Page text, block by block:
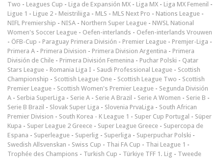
Two - Leagues Cup - Liga de Expansión MX - Liga MX - Liga MX Femenil -
Ligue 1 - Ligue 2 - Meistriliiga - MLS - MLS Next Pro - Nations League -
NIFL Premiership - NISA - Northern Super League - NWSL National
Women's Soccer League - Oefen-interlands - Oefen-interlands Vrouwen
- ÖFB-Cup - Paraguay Primera División - Premier League - Premjer-Liga -
Primera A - Primera Division - Primera Division Argentina - Primera
División de Chile - Primera División Femenina - Puchar Polski - Qatar
Stars League - Romania Liga I - Saudi Professional League - Scottish
Championship - Scottish League One - Scottish League Two - Scottish
Premier League - Scottish Women's Premier League - Segunda División
A - Serbia SuperLiga - Serie A - Serie A Brazil - Serie A Women - Serie B -
Serie B Brazil - Slovak Super Liga - Slovenia PrvaLiga - South African
Premier Division - South Korea - K League 1 - Super Cup Portugal - Süper
Kupa - Super League 2 Greece - Super League Greece - Supercopa de
Espana - Superleague - Superlig - Superliga - Superpuchar Polski -
Swedish Allsvenskan - Swiss Cup - Thai FA Cup - Thai League 1 -
Trophée des Champions - Turkish Cup - Türkiye TFF 1. Lig - Tweede